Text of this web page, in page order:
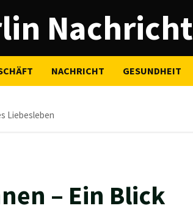
Nachricht
NACHRICHT GESUNDHEIT
Liebesleben
– Ein Blick